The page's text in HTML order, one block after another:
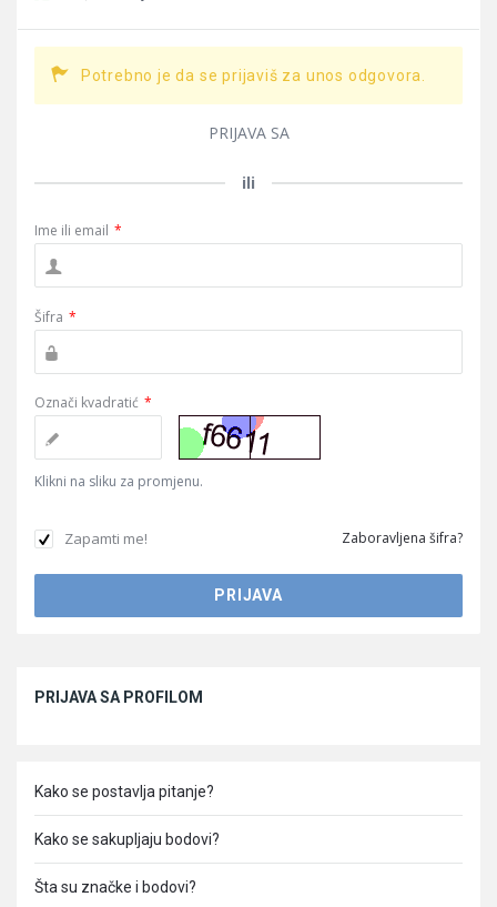
Potrebno je da se prijaviš za unos odgovora.
PRIJAVA SA
ili
Ime ili email *
Šifra *
Označi kvadratić *
Klikni na sliku za promjenu.
Zapamti me! Zaboravljena šifra?
PRIJAVA SA PROFILOM
Kako se postavlja pitanje?
Kako se sakupljaju bodovi?
Šta su značke i bodovi?